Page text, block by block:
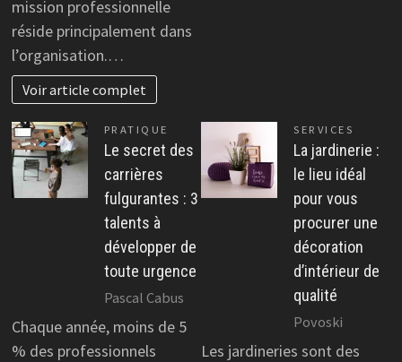
mission professionnelle
réside principalement dans
l’organisation.…
Voir article complet
PRATIQUE
Le secret des
carrières
fulgurantes : 3
talents à
développer de
toute urgence
Pascal Cabus
Chaque année, moins de 5
% des professionnels
SERVICES
La jardinerie :
le lieu idéal
pour vous
procurer une
décoration
d’intérieur de
qualité
Povoski
Les jardineries sont des